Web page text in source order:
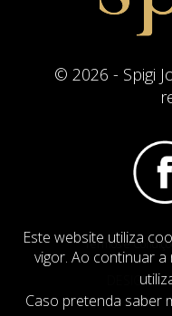
Este website utiliza
vigor. Ao continuar
Caso pretenda saber
© 2026 - Spigi
Termos e
DESIGN BY